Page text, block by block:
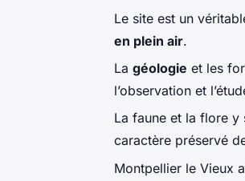
Le site est un
en plein air.
La géologie et les
l’observation et
La faune et la flore
caractère préservé
Montpellier le Vieux